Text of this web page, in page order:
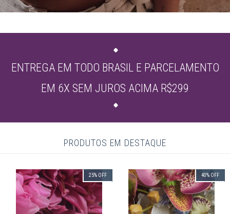
ENTREGA EM TODO BRASIL E PARCELAMENTO
EM 6X SEM JUROS ACIMA R$299
PRODUTOS EM DESTAQUE
25% OFF 40% OFF